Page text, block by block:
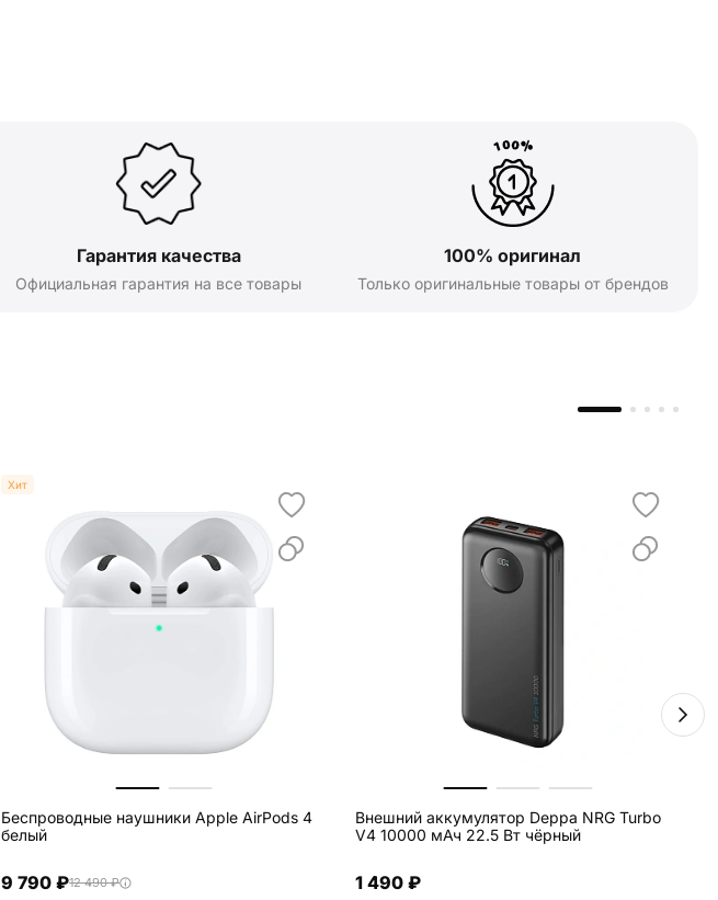
Гарантия качества
Официальная гарантия на все товары
100% оригинал
Только оригинальные товары от брендов
Хит
Беспроводные наушники Apple AirPods 4
белый
9 790 ₽12 490 ₽
Внешний аккумулятор Deppa NRG Turbo
V4 10000 мАч 22.5 Вт чёрный
1 490 ₽